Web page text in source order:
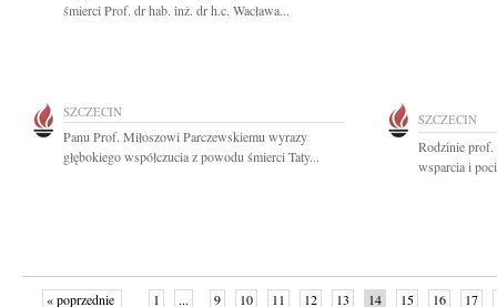
śmierci Prof. dr hab. inż. dr h.c. Wacława...
SZCZECIN
Panu Prof. Miłoszowi Parczewskiemu wyrazy
głębokiego współczucia z powodu śmierci Taty...
SZCZECIN
Rodzinie prof.
wsparcia i
« poprzednie 1 ... 9 10 11 12 13 14 15 16 17